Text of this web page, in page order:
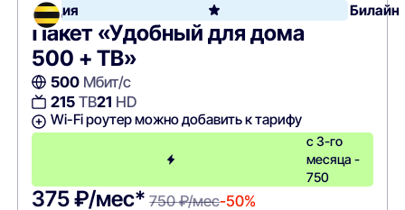
Акция Билайн
Пакет «Удобный для дома
500 + ТВ»
500Мбит/с
215ТВ21 HD
Wi-Fi роутер можно добавить к тарифу
с 3-го
месяца -
750
375 ₽/мес* 750 ₽/мес-50%